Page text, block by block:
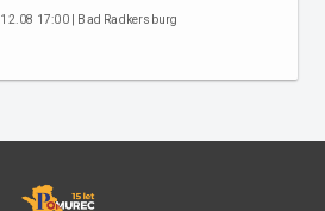
12.08 17:00 | Bad Radkersburg